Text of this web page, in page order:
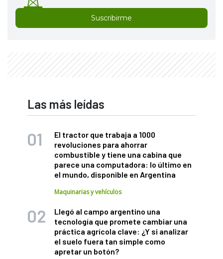
Suscribirme
Las más leídas
El tractor que trabaja a 1000
revoluciones para ahorrar
combustible y tiene una cabina que
parece una computadora: lo último en
el mundo, disponible en Argentina
Maquinarias y vehículos
Llegó al campo argentino una
tecnología que promete cambiar una
práctica agrícola clave: ¿Y si analizar
el suelo fuera tan simple como
apretar un botón?